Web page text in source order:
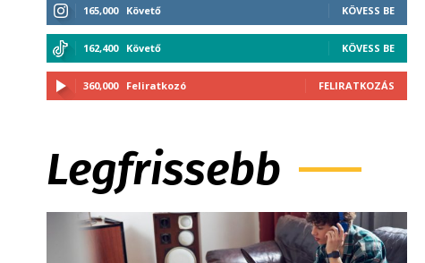
165,000 Követő KÖVESS BE
162,400 Követő KÖVESS BE
360,000 Feliratkozó FELIRATKOZÁS
Legfrissebb